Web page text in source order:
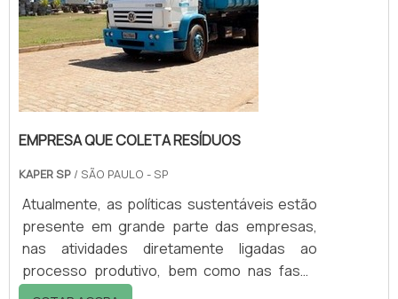
EMPRESA QUE COLETA RESÍDUOS
KAPER SP / SÃO PAULO - SP
Atualmente, as políticas sustentáveis estão
presente em grande parte das empresas,
nas atividades diretamente ligadas ao
processo produtivo, bem como nas fases
finais ou complementares de suas funções,